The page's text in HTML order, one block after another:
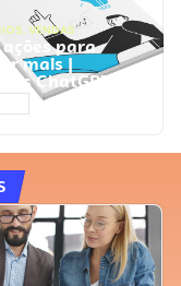
, VENDAS
ações para
mais |
ChatGPT